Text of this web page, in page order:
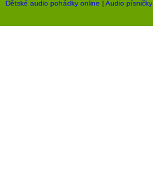
Dětské audio pohádky online | Audio písničky